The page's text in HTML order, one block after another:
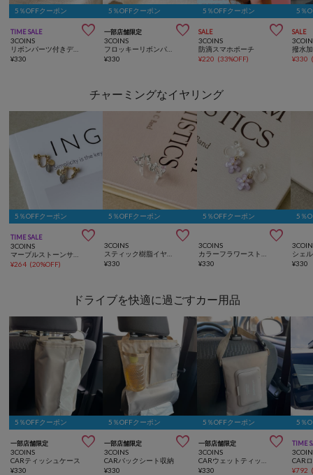
5％OFFクーポン
TIME SALE 
3COINS
¥330
5％OFFクーポン
一部店舗限定 
3COINS
¥330
5％OFFクーポン
SALE 
3COINS
防滴スマホポーチ
¥220 (33%OFF)
5％
SALE
¥330
チャーミングなイヤリング
5％OFFクーポン
TIME SALE 
3COINS
マーブルストーンサガリイヤリング
¥264 (20%OFF)
5％OFFクーポン

3COINS
スティック樹脂イヤリング
¥330
5％OFFクーポン

3COINS
カラーフラワーストーン樹脂イヤリング
¥330
5％
¥330
ドライブを快適に過ごすカー用品
5％OFFクーポン
一部店舗限定 
3COINS
CARティッシュケース
¥330
5％OFFクーポン
一部店舗限定 
3COINS
CARバックシート収納
¥330
5％OFFクーポン
一部店舗限定 
3COINS
¥330
5％
TIME
¥792